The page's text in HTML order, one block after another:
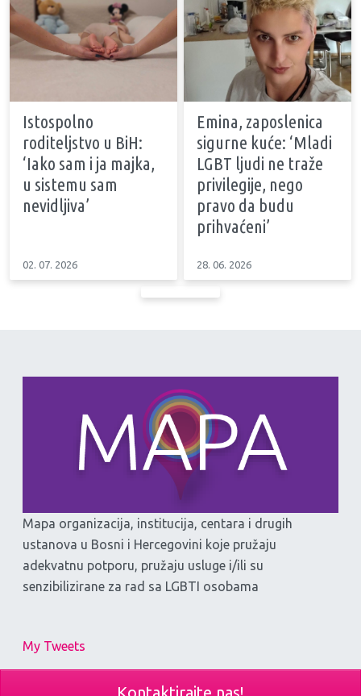
Istospolno
roditeljstvo u BiH:
‘Iako sam i ja majka,
u sistemu sam
nevidljiva’
02. 07. 2026
Emina, zaposlenica
sigurne kuće: ‘Mladi
LGBT ljudi ne traže
privilegije, nego
pravo da budu
prihvaćeni’
28. 06. 2026
Mapa organizacija, institucija, centara i drugih
ustanova u Bosni i Hercegovini koje pružaju
adekvatnu potporu, pružaju usluge i/ili su
senzibilizirane za rad sa LGBTI osobama
My Tweets
Kontaktirajte nas!